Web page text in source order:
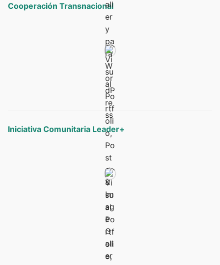
Cooperación Transnacional
Iniciativa Comunitaria Leader+